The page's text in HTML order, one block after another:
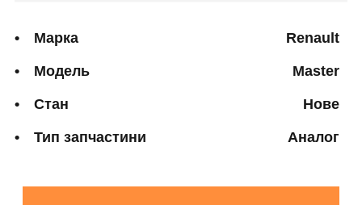
Марка Renault
Модель Master
Стан Нове
Тип запчастини Аналог